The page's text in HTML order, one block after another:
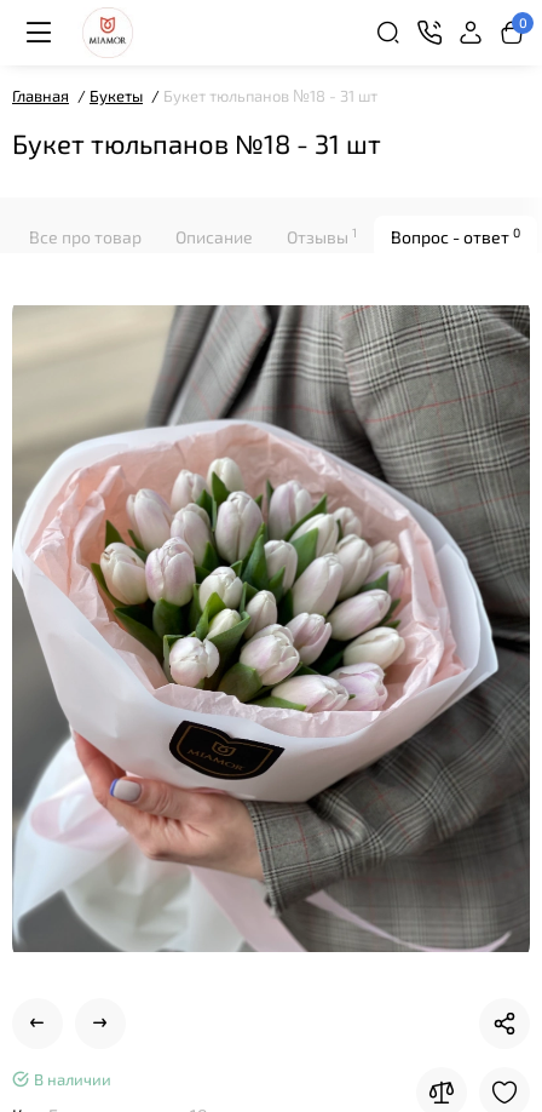
0
Главная Букеты Букет тюльпанов №18 - 31 шт
Букет тюльпанов №18 - 31 шт
Все про товар Описание Отзывы 1 Вопрос - ответ 0
В наличии